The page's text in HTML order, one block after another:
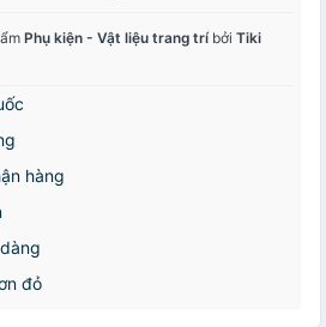
Phụ kiện - Vật liệu trang trí bởi Tiki
hàng
đỏ